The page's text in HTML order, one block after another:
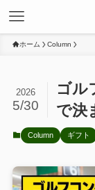
ホーム Column
ゴル
で決
2026
5/30
Column ギフト